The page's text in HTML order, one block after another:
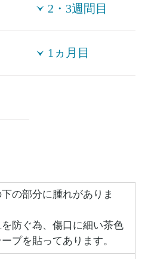
2・3週間目
1ヵ月目
下の部分に腫れがありま
を防ぐ為、傷口に細い茶色
プを貼ってあります。